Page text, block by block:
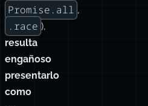
Promise.all ,
.race ),
resulta
engañoso
presentarlo
como